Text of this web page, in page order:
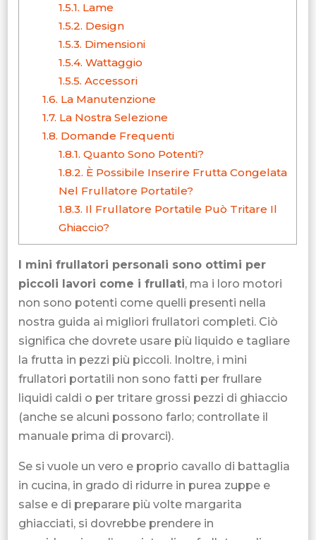
1.5.1. Lame
1.5.2. Design
1.5.3. Dimensioni
1.5.4. Wattaggio
1.5.5. Accessori
1.6. La Manutenzione
1.7. La Nostra Selezione
1.8. Domande Frequenti
1.8.1. Quanto Sono Potenti?
1.8.2. È Possibile Inserire Frutta Congelata
Nel Frullatore Portatile?
1.8.3. Il Frullatore Portatile Può Tritare Il
Ghiaccio?
I mini frullatori personali sono ottimi per
piccoli lavori come i frullati, ma i loro motori
non sono potenti come quelli presenti nella
nostra guida ai migliori frullatori completi. Ciò
significa che dovrete usare più liquido e tagliare
la frutta in pezzi più piccoli. Inoltre, i mini
frullatori portatili non sono fatti per frullare
liquidi caldi o per tritare grossi pezzi di ghiaccio
(anche se alcuni possono farlo; controllate il
manuale prima di provarci).
Se si vuole un vero e proprio cavallo di battaglia
in cucina, in grado di ridurre in purea zuppe e
salse e di preparare più volte margarita
ghiacciati, si dovrebbe prendere in